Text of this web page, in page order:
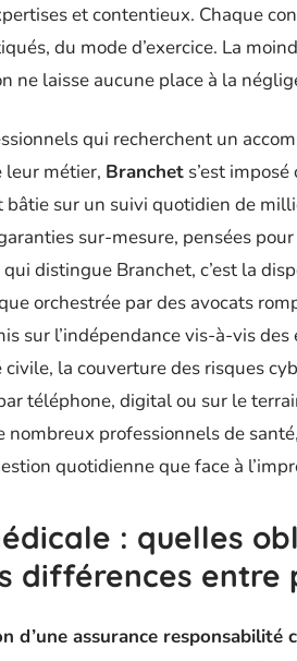
et contentieux. Chaque
du mode d’exercice. La
ne laisse aucune place à la
qui recherchent un
leur métier, Branchet s’est
bâtie sur un suivi quotidien de
sur-mesure, pensées
qui distingue Branchet, c’est la
orchestrée par des avocats
sur l’indépendance vis-à-vis
la couverture des risques
téléphone, digital ou sur le
nombreux professionnels de
quotidienne que face à
: quelles
différences entre
d’une assurance responsabilité